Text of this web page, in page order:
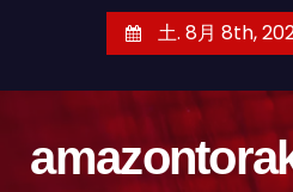
土. 8月 8th,